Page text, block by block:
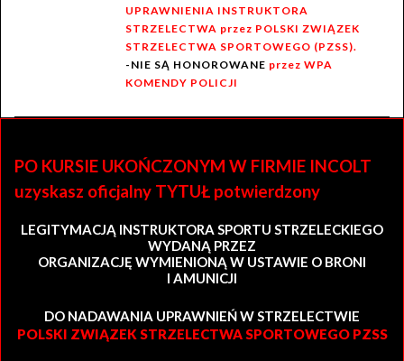
UPRAWNIENIA INSTRUKTORA
STRZELECTWA przez POLSKI ZWIĄZEK
STRZELECTWA SPORTOWEGO (PZSS).
-NIE SĄ HONOROWANE przez WPA
KOMENDY POLICJI
PO KURSIE UKOŃCZONYM W FIRMIE INCOLT
uzyskasz oficjalny TYTUŁ potwierdzony
LEGITYMACJĄ INSTRUKTORA SPORTU STRZELECKIEGO
WYDANĄ PRZEZ
ORGANIZACJĘ WYMIENIONĄ W USTAWIE O BRONI
I AMUNICJI
DO NADAWANIA UPRAWNIEŃ W STRZELECTWIE
POLSKI ZWIĄZEK STRZELECTWA SPORTOWEGO PZSS